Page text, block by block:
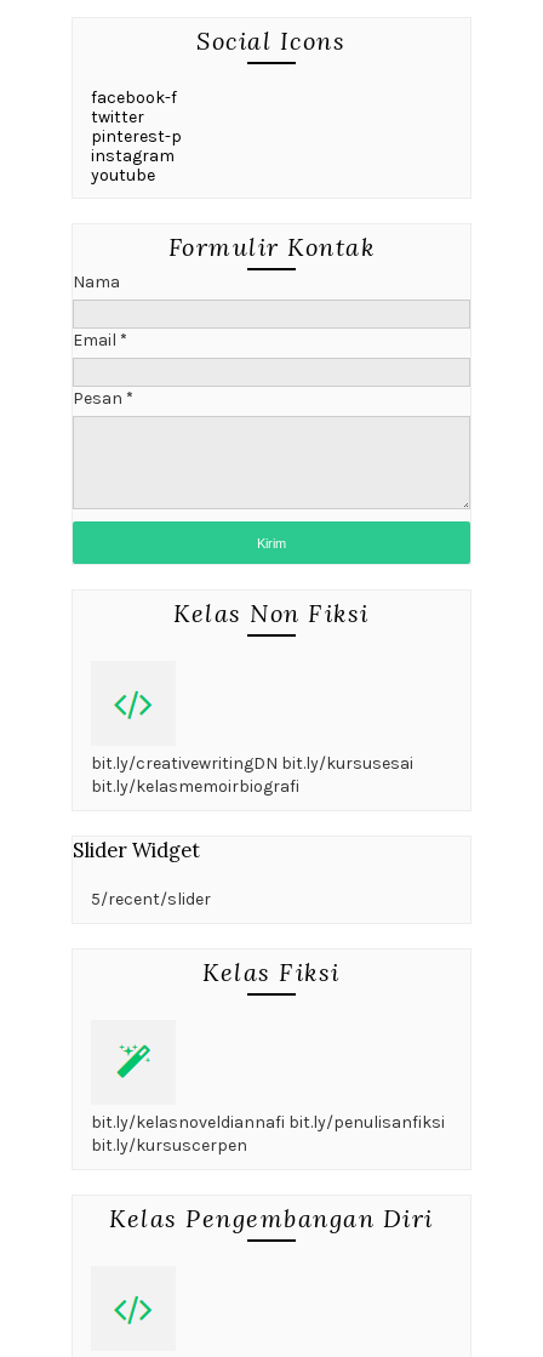
Social Icons
facebook-f
twitter
pinterest-p
instagram
youtube
Formulir Kontak
Nama
Email *
Pesan *
Kelas Non Fiksi
bit.ly/creativewritingDN bit.ly/kursusesai
bit.ly/kelasmemoirbiografi
Slider Widget
5/recent/slider
Kelas Fiksi
bit.ly/kelasnoveldiannafi bit.ly/penulisanfiksi
bit.ly/kursuscerpen
Kelas Pengembangan Diri